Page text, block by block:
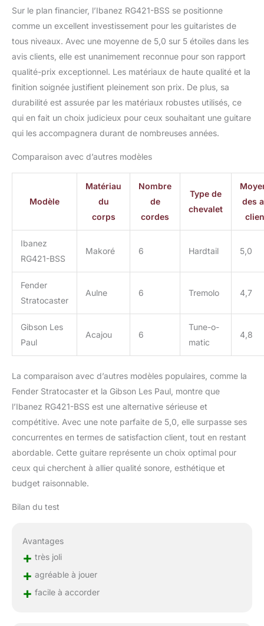
Sur le plan financier, l’Ibanez RG421-BSS se positionne
comme un excellent investissement pour les guitaristes de
tous niveaux. Avec une moyenne de 5,0 sur 5 étoiles dans les
avis clients, elle est unanimement reconnue pour son rapport
qualité-prix exceptionnel. Les matériaux de haute qualité et la
finition soignée justifient pleinement son prix. De plus, sa
durabilité est assurée par les matériaux robustes utilisés, ce
qui en fait un choix judicieux pour ceux souhaitant une guitare
qui les accompagnera durant de nombreuses années.
Comparaison avec d’autres modèles
Modèle
Matériau
du
corps
Nombre
de
cordes
Type de
chevalet
des
Ibanez
RG421-BSS
Makoré 6 Hardtail 5,0
Fender
Stratocaster
Aulne 6 Tremolo 4,7
Gibson Les
Paul
Acajou 6
Tune-o-
matic
4,8
La comparaison avec d’autres modèles populaires, comme la
Fender Stratocaster et la Gibson Les Paul, montre que
l’Ibanez RG421-BSS est une alternative sérieuse et
compétitive. Avec une note parfaite de 5,0, elle surpasse ses
concurrentes en termes de satisfaction client, tout en restant
abordable. Cette guitare représente un choix optimal pour
ceux qui cherchent à allier qualité sonore, esthétique et
budget raisonnable.
Bilan du test
Avantages
+ très joli
+ agréable à jouer
+ facile à accorder